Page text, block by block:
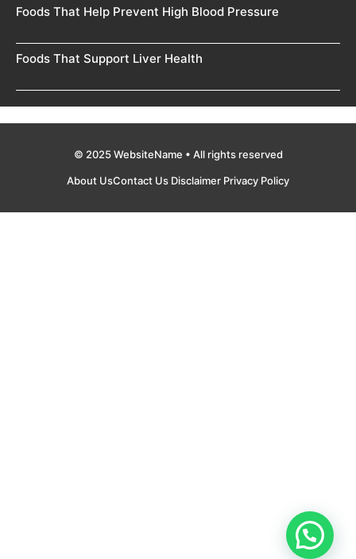
Foods That Help Prevent High Blood Pressure
Foods That Support Liver Health
© 2025 WebsiteName • All rights reserved
About UsContact Us Disclaimer Privacy Policy